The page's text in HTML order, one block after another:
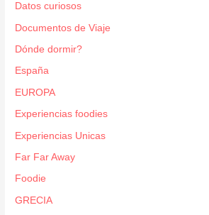
Datos curiosos
Documentos de Viaje
Dónde dormir?
España
EUROPA
Experiencias foodies
Experiencias Unicas
Far Far Away
Foodie
GRECIA